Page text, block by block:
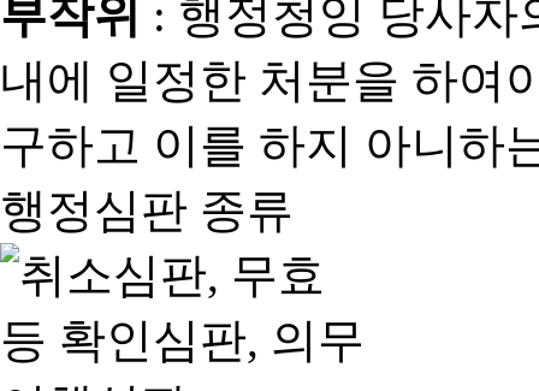
부작위 : 행정청잉 당사자
내에 일정한 처분을 하여
구하고 이를 하지 아니하
행정심판 종류